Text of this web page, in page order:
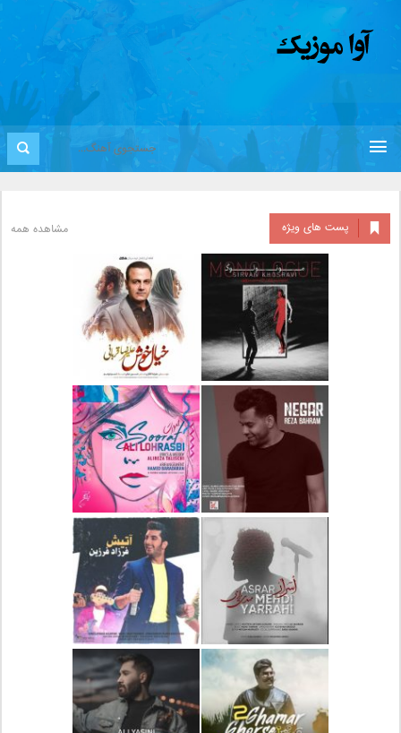
پست های ویژه مشاهده همه
دانلود آلبوم جدید سیروان
خسروی بنام مونولوگ
دانلود آهنگ جدید علیرضا
قربانی بنام خیال خوش
دانلود آهنگ جدید رضا
بهرام بنام نگار
دانلود آهنگ جدید علی
لهراسبی بنام صورت
دانلود آهنگ جدید مهدی
یراحی بنام اسرار
دانلود آهنگ جدید فرزاد
فرزین بنام آتیش